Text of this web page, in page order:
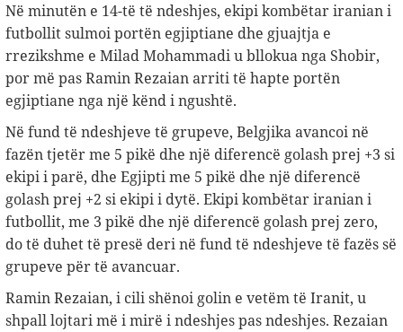
Në minutën e 14-të të ndeshjes, ekipi kombëtar iranian i
futbollit sulmoi portën egjiptiane dhe gjuajtja e
rrezikshme e Milad Mohammadi u bllokua nga Shobir,
por më pas Ramin Rezaian arriti të hapte portën
egjiptiane nga një kënd i ngushtë.
Në fund të ndeshjeve të grupeve, Belgjika avancoi në
fazën tjetër me 5 pikë dhe një diferencë golash prej +3 si
ekipi i parë, dhe Egjipti me 5 pikë dhe një diferencë
golash prej +2 si ekipi i dytë. Ekipi kombëtar iranian i
futbollit, me 3 pikë dhe një diferencë golash prej zero,
do të duhet të presë deri në fund të ndeshjeve të fazës së
grupeve për të avancuar.
Ramin Rezaian, i cili shënoi golin e vetëm të Iranit, u
shpall lojtari më i mirë i ndeshjes pas ndeshjes. Rezaian